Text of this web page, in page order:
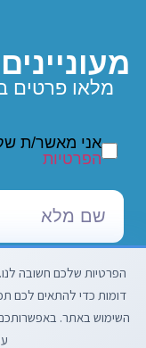
מלאו פרטים
אני מאשר/ת
הפרטיות
דומות כדי להתאים לכם
השימוש באתר. באפשרותכם